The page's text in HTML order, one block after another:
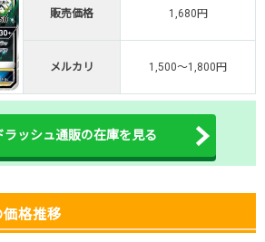
オリくじ公式はこちら ＞
ス1周年イベント開催中！
録で最大90%OFF
初回登録で4種類アド確解放
TORAオリパ公式はこちら ＞
販売価格 1,680円
メルカリ 1,500～1,800円
ラッシュ通販の在庫を見る
価格推移